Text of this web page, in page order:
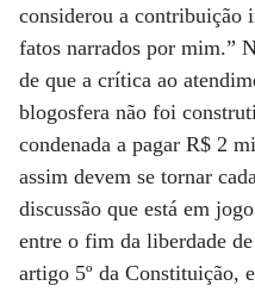
considerou a contribuição
fatos narrados por mim.”
de que a crítica ao
blogosfera não foi
condenada a pagar R$ 2
assim devem se tornar
discussão que está em
entre o fim da liberdade
artigo 5º da Constituição,